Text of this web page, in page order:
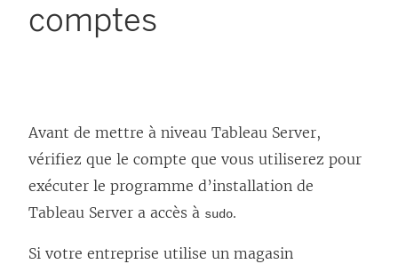
comptes
Avant de mettre à niveau Tableau Server,
vérifiez que le compte que vous utiliserez pour
exécuter le programme d’installation de
Tableau Server a accès à sudo.
Si votre entreprise utilise un magasin